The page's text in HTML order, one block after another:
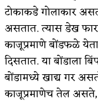
टोकाकडे गोलाकार
असतात. त्यास डेख
काजूप्रमाणे बोंडफळे
दिसतात. या बोंडाला
बोंडामध्ये खाद्य गर
काजूप्रमाणेच तेल